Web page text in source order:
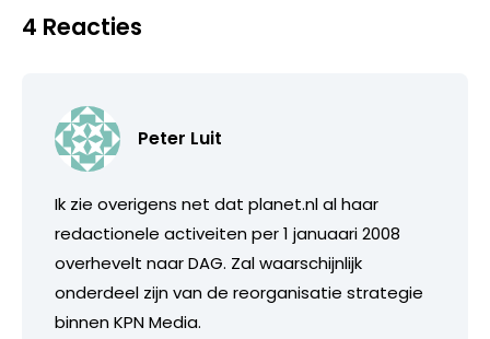
4 Reacties
Peter Luit
Ik zie overigens net dat planet.nl al haar
redactionele activeiten per 1 januaari 2008
overhevelt naar DAG. Zal waarschijnlijk
onderdeel zijn van de reorganisatie strategie
binnen KPN Media.